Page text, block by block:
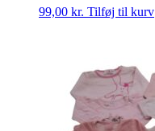
99,00 kr. Tilføj til kurv